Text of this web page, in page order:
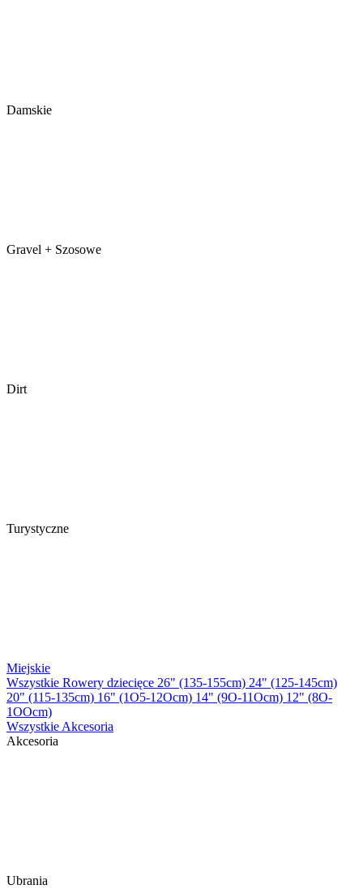
Damskie
Gravel + Szosowe
Dirt
Turystyczne
Miejskie
Wszystkie Rowery dziecięce 26" (135-155cm) 24" (125-145cm)
20" (115-135cm) 16" (1O5-12Ocm) 14" (9O-11Ocm) 12" (8O-
1OOcm)
Wszystkie Akcesoria
Akcesoria
Ubrania